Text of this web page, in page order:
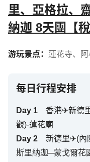
里、亞格拉、
納迦 8天團【稅
游玩景点： 蓮花寺、
每日行程安排
Day 1
香港✈新德
觀)-蓮花廟
Day 2
新德里✈(內
斯里納迦─蒙戈爾花